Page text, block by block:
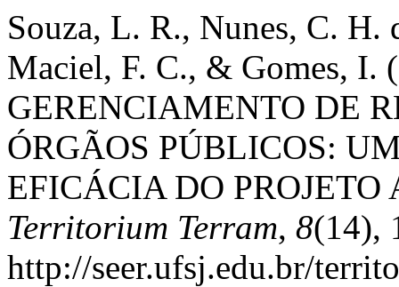
Souza, L. R., Nunes, C. H.
Maciel, F. C., & Gomes, I.
GERENCIAMENTO DE
ÓRGÃOS PÚBLICOS:
EFICÁCIA DO
Territorium Terram, 8(14),
http://seer.ufsj.edu.br/